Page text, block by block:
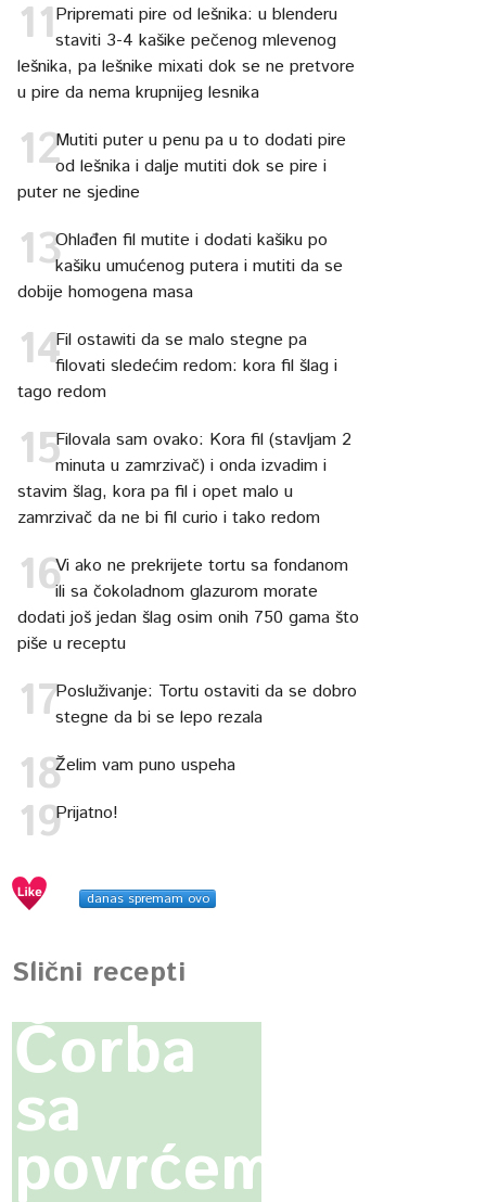
Pripremati pire od lešnika: u blenderu
staviti 3-4 kašike pečenog mlevenog
lešnika, pa lešnike mixati dok se ne pretvore
u pire da nema krupnijeg lesnika
Mutiti puter u penu pa u to dodati pire
od lešnika i dalje mutiti dok se pire i
puter ne sjedine
Ohlađen fil mutite i dodati kašiku po
kašiku umućenog putera i mutiti da se
dobije homogena masa
Fil ostawiti da se malo stegne pa
filovati sledećim redom: kora fil šlag i
tago redom
Filovala sam ovako: Kora fil (stavljam 2
minuta u zamrzivač) i onda izvadim i
stavim šlag, kora pa fil i opet malo u
zamrzivač da ne bi fil curio i tako redom
Vi ako ne prekrijete tortu sa fondanom
ili sa čokoladnom glazurom morate
dodati još jedan šlag osim onih 750 gama što
piše u receptu
Posluživanje: Tortu ostaviti da se dobro
stegne da bi se lepo rezala
Želim vam puno uspeha
Prijatno!
danas spremam ovo
Slični recepti
Čorba
sa
povrćem